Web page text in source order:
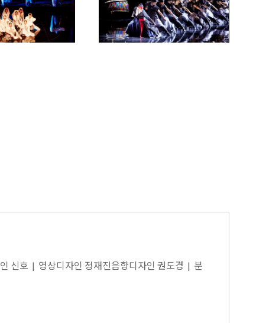
신호 | 영상디자인 정재진음향디자인 권도경 | 분